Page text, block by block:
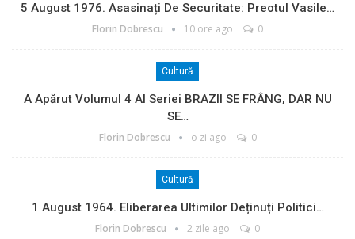
5 August 1976. Asasinați De Securitate: Preotul Vasile…
Florin Dobrescu 10 ore ago 0
Cultură
A Apărut Volumul 4 Al Seriei BRAZII SE FRÂNG, DAR NU
SE…
Florin Dobrescu o zi ago 0
Cultură
1 August 1964. Eliberarea Ultimilor Deținuți Politici…
Florin Dobrescu 2 zile ago 0